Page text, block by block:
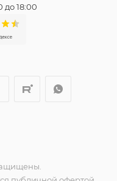
до 18:00